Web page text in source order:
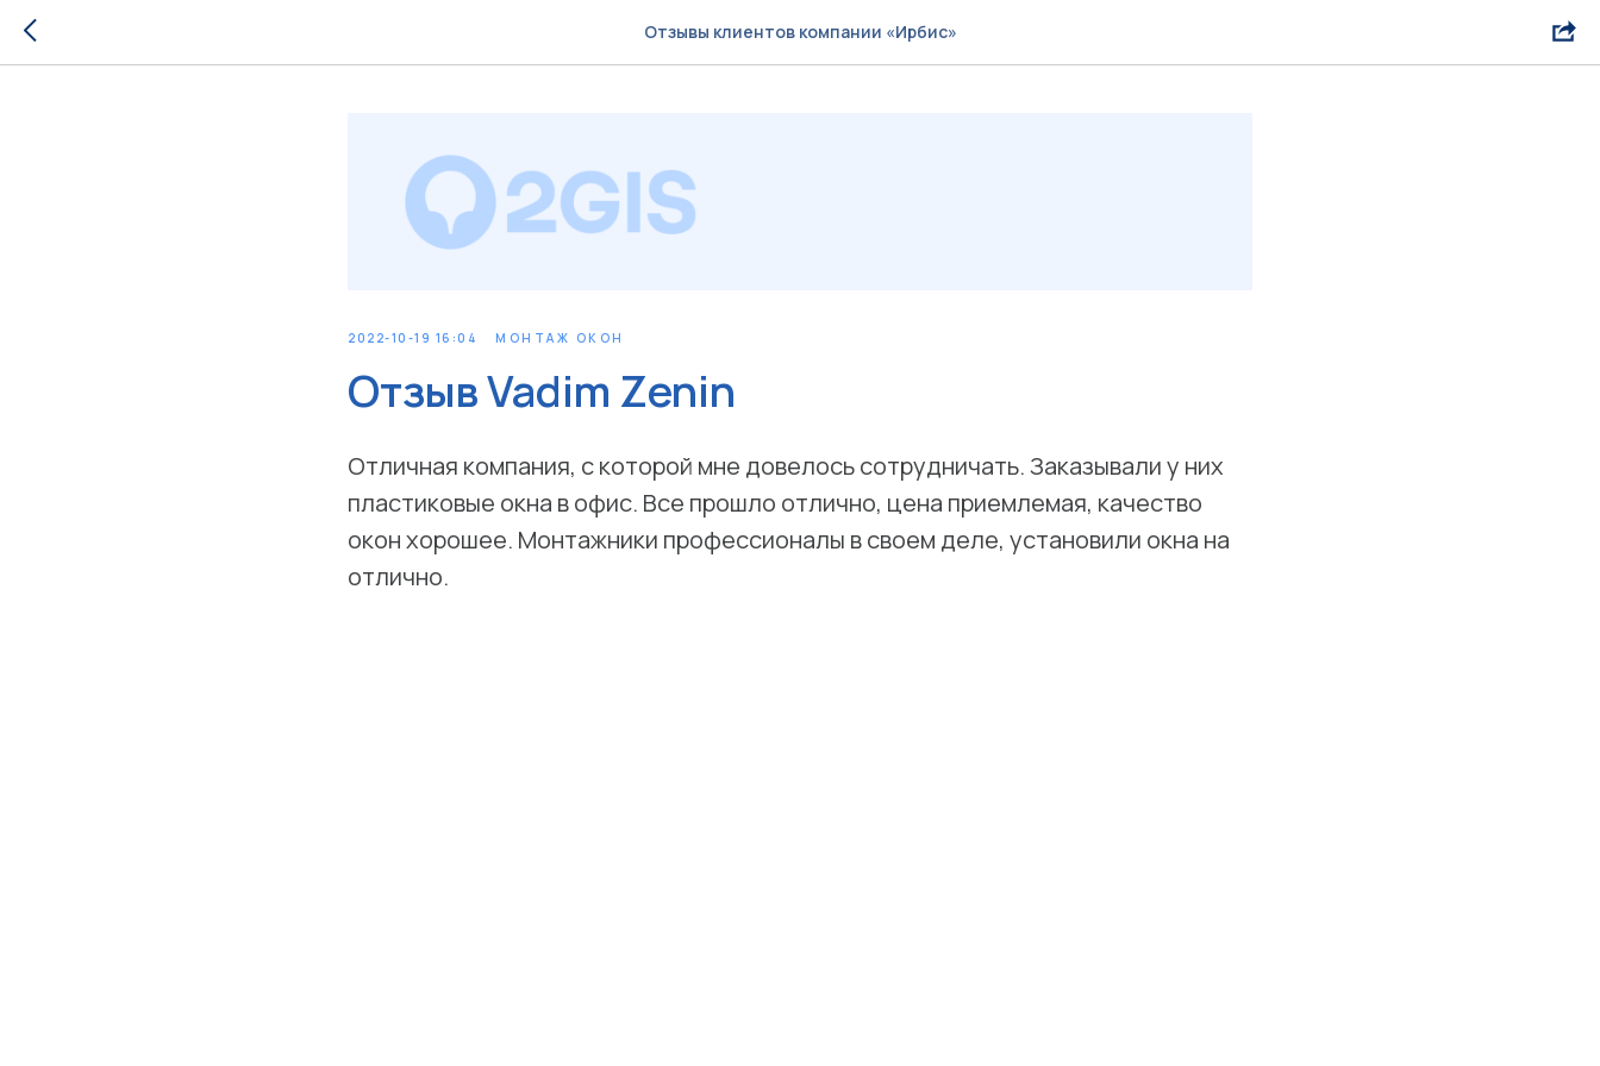
Отзывы клиентов компании «Ирбис»
2022-10-19 16:04 МОНТАЖ ОКОН
Отзыв Vadim Zenin
Отличная компания, с которой мне довелось сотрудничать. Заказывали у них
пластиковые окна в офис. Все прошло отлично, цена приемлемая, качество
окон хорошее. Монтажники профессионалы в своем деле, установили окна на
отлично.